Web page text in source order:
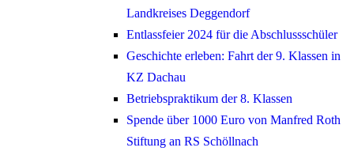
Landkreises Deggendorf
Entlassfeier 2024 für die Abschlussschüler
Geschichte erleben: Fahrt der 9. Klassen in
KZ Dachau
Betriebspraktikum der 8. Klassen
Spende über 1000 Euro von Manfred Roth
Stiftung an RS Schöllnach